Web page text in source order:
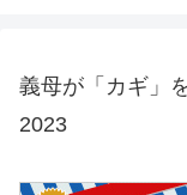
義母が「カギ」
2023